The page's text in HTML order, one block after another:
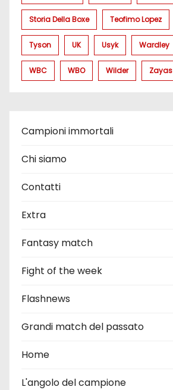
Storia Della Boxe Teofimo Lopez
Tyson UK Usyk Wardley
WBC WBO Wilder Zayas
Campioni immortali
Chi siamo
Contatti
Extra
Fantasy match
Fight of the week
Flashnews
Grandi match del passato
Home
L'angolo del campione